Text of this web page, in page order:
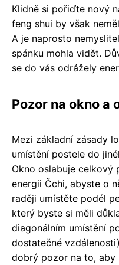
Klidně si pořiďte nový
feng shui by však
A je naprosto
spánku mohla vidět.
se do vás odrážely
Pozor na okno a
Mezi základní zásady
umístění postele do
Okno oslabuje celkový
energii Čchi, abyste o
raději umístěte podél
který byste si měli
diagonálním umístění
dostatečné
dobrý pozor na to, aby